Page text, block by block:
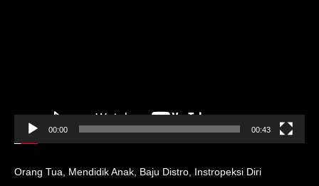
00:00 00:43
Orang Tua, Mendidik Anak, Baju Distro, Instropeksi Diri